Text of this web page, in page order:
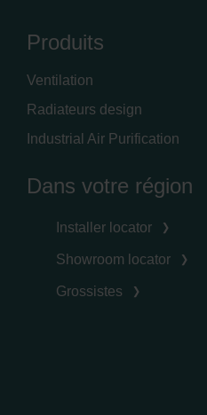
Produits
Ventilation
Radiateurs design
Industrial Air Purification
Dans votre région
Installer locator
Showroom locator
Grossistes